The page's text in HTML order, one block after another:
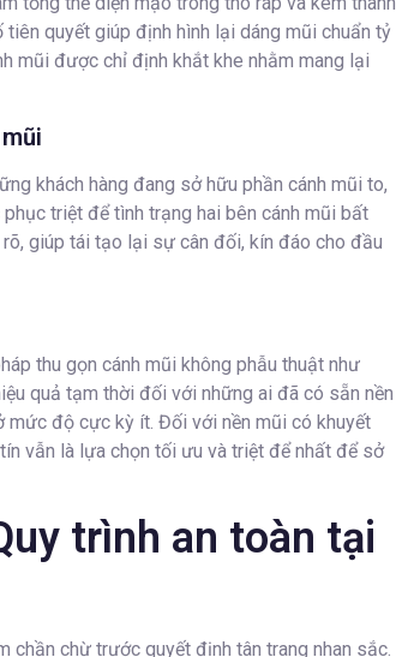
quyết giúp định hình lại dáng mũi chuẩn tỷ
mũi được chỉ định khắt khe nhằm mang lại
khách hàng đang sở hữu phần cánh mũi to,
triệt để tình trạng hai bên cánh mũi bất
giúp tái tạo lại sự cân đối, kín đáo cho đầu
thu gọn cánh mũi không phẫu thuật như
quả tạm thời đối với những ai đã có sẵn nền
mức độ cực kỳ ít. Đối với nền mũi có khuyết
vẫn là lựa chọn tối ưu và triệt để nhất để sở
trình an toàn tại
chần chừ trước quyết định tân trang nhan sắc.